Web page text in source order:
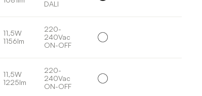
DALI
11,5W
1156lm
220-
240Vac
ON-OFF
11,5W
1225lm
220-
240Vac
ON-OFF